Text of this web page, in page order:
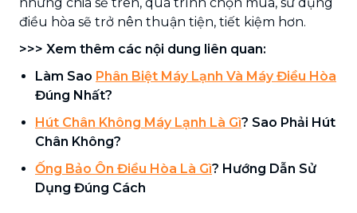
điều hòa sẽ trở nên thuận tiện, tiết kiệm hơn.
>>> Xem thêm các nội dung liên quan:
Làm Sao Phân Biệt Máy Lạnh Và Máy Điều Hòa
Đúng Nhất?
Hút Chân Không Máy Lạnh Là Gì? Sao Phải Hút
Chân Không?
Ống Bảo Ôn Điều Hòa Là Gì? Hướng Dẫn Sử
Dụng Đúng Cách